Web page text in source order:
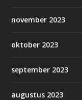
november 2023
oktober 2023
september 2023
augustus 2023